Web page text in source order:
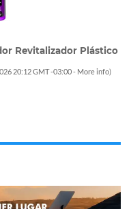
Revitalizador Plástico
20:12 GMT -03:00 - More info)